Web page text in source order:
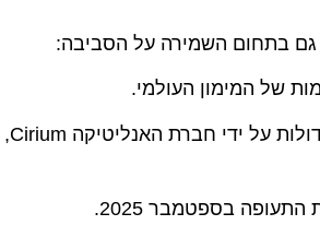
בשנת 2025 דורגה וויז אייר בראש דירוג הפליטות של חברות התעופה הגדולות על ידי חברת האנליטיקה Cirium,
בספטמבר 2025.